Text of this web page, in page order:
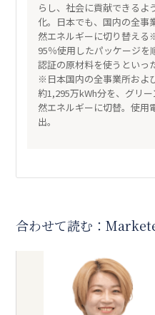
らし、社会に貢献できるよ
化。日本でも、国内の全事
然エネルギーに切り替え
95％使用したパッケージを
認証の原材料を使うといっ
※日本国内の全事業所およ
約1,295万kWh分を、グリ
然エネルギーに切替。使用
出。
合わせて読む：